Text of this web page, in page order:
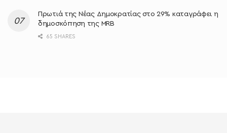
Πρωτιά της Νέας Δημοκρατίας στο 29% καταγράφει η
δημοσκόπηση της MRB
65 SHARES